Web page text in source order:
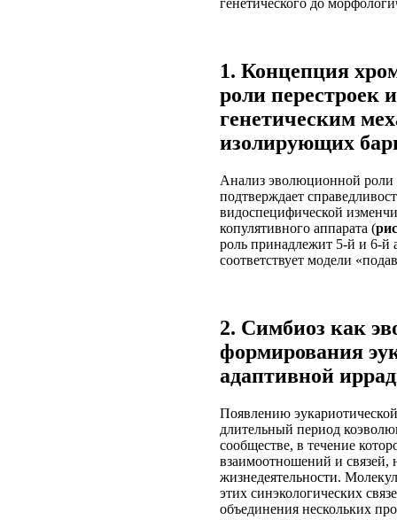
генетического до
1. Концепция
роли перестроек
генетическим
изолирующих
Анализ эволюционной роли
подтверждает
видоспецифической
копулятивного аппарата (
роль принадлежит 5-й и 6-й
соответствует модели
2. Симбиоз как
формирования
адаптивной
Появлению
длительный период
сообществе, в течение
взаимоотношений и связей,
жизнедеятельности.
этих синэкологических
объединения нескольких